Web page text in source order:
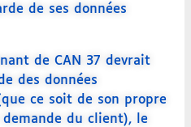
de ses données
de CAN 37 devrait
des données
ce soit de son propre
du client), le